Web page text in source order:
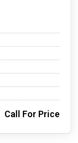
Call For Price